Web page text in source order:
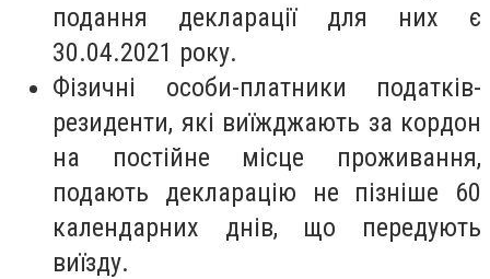
подання декларації для них є
30.04.2021 року.
Фізичні особи-платники податків-
резиденти, які виїжджають за кордон
на постійне місце проживання,
подають декларацію не пізніше 60
календарних днів, що передують
виїзду.